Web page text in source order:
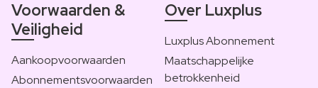
Voorwaarden &
Veiligheid
Aankoopvoorwaarden
Abonnementsvoorwaarden
Over Luxplus
Luxplus Abonnement
Maatschappelijke
betrokkenheid